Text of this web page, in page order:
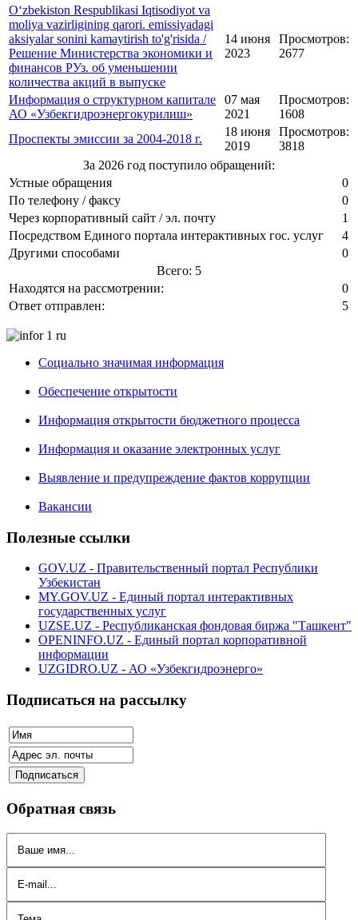
O‘zbekiston Respublikasi Iqtisodiyot va
moliya vazirligining qarori. emissiyadagi
aksiyalar sonini kamaytirish to'g'risida /
Решение Министерства экономики и
финансов РУз. об уменьшении
количества акций в выпуске
14 июня
2023
Просмотров:
2677
Информация о структурном капитале
АО «Узбекгидроэнергокурилиш»
07 мая
2021
Просмотров:
1608
Проспекты эмиссии за 2004-2018 г.
18 июня
2019
Просмотров:
3818
За 2026 год поступило обращений:
Устные обращения
0
По телефону / факсу
0
Через корпоративный сайт / эл. почту
1
Посредством Единого портала интерактивных гос. услуг
4
Другими способами
0
Всего: 5
Находятся на рассмотрении:
0
Ответ отправлен:
5
Социально значимая информация
Обеспечение открытости
Информация открытости бюджетного процесса
Информация и оказание электронных услуг
Выявление и предупреждение фактов коррупции
Вакансии
Полезные ссылки
GOV.UZ - Правительственный портал Республики
Узбекистан
MY.GOV.UZ - Единый портал интерактивных
государственных услуг
UZSE.UZ - Республиканская фондовая биржа "Ташкент"
OPENINFO.UZ - Единый портал корпоративной
информации
UZGIDRO.UZ - АО «Узбекгидроэнерго»
Подписаться на рассылку
Обратная связь